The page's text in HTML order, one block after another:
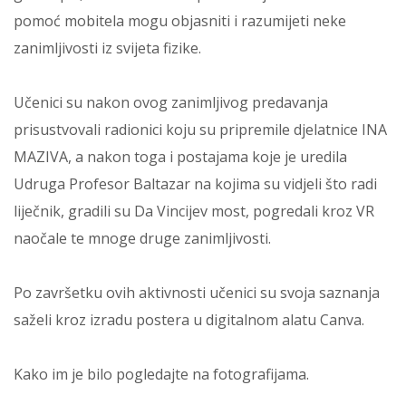
pomoć mobitela mogu objasniti i razumijeti neke
zanimljivosti iz svijeta fizike.
Učenici su nakon ovog zanimljivog predavanja
prisustvovali radionici koju su pripremile djelatnice INA
MAZIVA, a nakon toga i postajama koje je uredila
Udruga Profesor Baltazar na kojima su vidjeli što radi
liječnik, gradili su Da Vincijev most, pogredali kroz VR
naočale te mnoge druge zanimljivosti.
Po završetku ovih aktivnosti učenici su svoja saznanja
saželi kroz izradu postera u digitalnom alatu Canva.
Kako im je bilo pogledajte na fotografijama.